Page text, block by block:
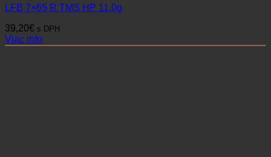
LFB 7×65 R TMS HP 11,0g
39,20€ s DPH
Viac info